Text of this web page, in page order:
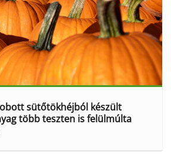
sütőtökhéjból készült
több teszten is felülmúlta